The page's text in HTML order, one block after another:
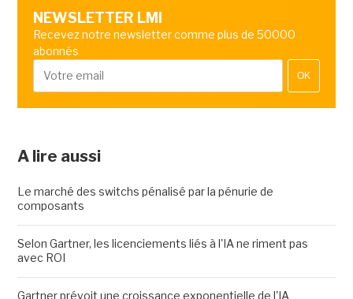
NEWSLETTER LMI
Recevez notre newsletter comme plus de 50000
abonnés
OK
A lire aussi
Le marché des switchs pénalisé par la pénurie de
composants
Selon Gartner, les licenciements liés à l'IA ne riment pas
avec ROI
Gartner prévoit une croissance exponentielle de l'IA